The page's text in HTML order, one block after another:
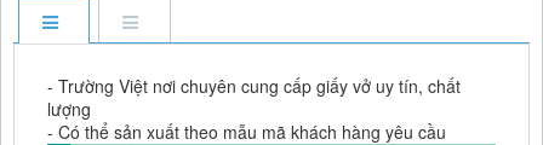
- Trường Việt nơi chuyên cung cấp giấy vở uy tín, chất
lượng
- Có thể sản xuất theo mẫu mã khách hàng yêu cầu